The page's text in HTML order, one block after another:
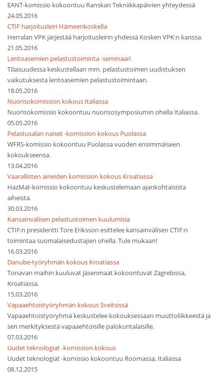
EANT-komissio kokoontuu Ranskan Tekniikkapäivien yhteydessä
24.05.2016
CTIF harjoitusleiri Hämeenkoskella
Herralan VPK järjestää harjoitusleirin yhdessä Kosken VPK:n kanssa.
21.05.2016
Lentoasemien pelastustoiminta -seminaari
Tilaisuudessa keskustellaan mm. pelastustoimen uudistuksen
vaikutuksesta lentoasemien pelastustoimintaan.
18.05.2016
Nuorisokomission kokous Italiassa
Nuorisokomissio kokoontuu nuorisosymposiumin ohella Italiassa.
05.05.2016
Pelastusalan naiset -komission kokous Puolassa
WFRS-komissio kokoontuu Puolassa vuoden ensimmäiseen
kokoukseensa.
13.04.2016
Vaarallisten aineiden komission kokous Kroatiassa
HazMat-komissio kokoontuu keskustelemaan ajankohtaisista
aiheista.
30.03.2016
Kansainvälisen pelastustoimen kuulumisia
CTIF:n presidentti Tore Eriksson esittelee kansainvälisen CTIF:n
toimintaa suomalaisedustajien ohella. Tule mukaan!
16.03.2016
Danube-työryhmän kokous Kroatiassa
Tonavan maihin kuuluvat jäsenmaat kokoontuvat Zagrebissa,
Kroatiassa.
15.03.2016
Vapaaehtoistyöryhmän kokous Sveitsissä
Vapaaehtoistyöryhmä keskustelee kokouksessaan muuttoliikkeestä ja
sen merkityksestä vapaaehtoisille palokuntalaisille.
07.03.2016
Uudet teknologiat -komission kokous
Uudet teknologiat -komissio kokoontuu Roomassa, Italiassa
08.12.2015